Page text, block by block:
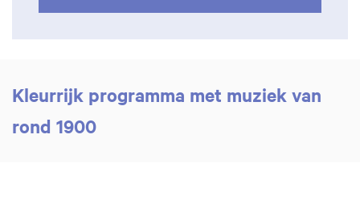
Kleurrijk programma met muziek van
rond 1900